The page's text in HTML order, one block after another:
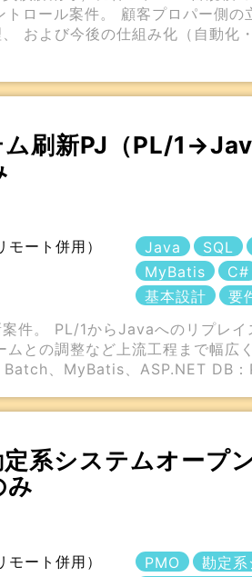
ロール案件。 顧客プロパー側の
および今後の仕組み化（自動化
ム刷新PJ（PL/
モート併用） Java SQL
MyBatis
C#
基本設計
要
件。 PL/1からJavaへのリプレ
との調整など上流工程まで幅
、MyBatis、ASP.NET DB
定系システムオー
み
モート併用） PMO 勘定系